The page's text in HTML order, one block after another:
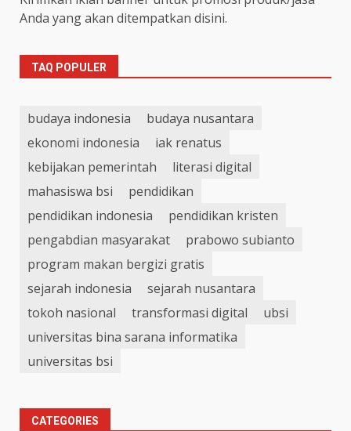
Anda yang akan ditempatkan disini.
TAQ POPULER
budaya indonesia
budaya nusantara
ekonomi indonesia
iak renatus
kebijakan pemerintah
literasi digital
mahasiswa bsi
pendidikan
pendidikan indonesia
pendidikan kristen
pengabdian masyarakat
prabowo subianto
program makan bergizi gratis
sejarah indonesia
sejarah nusantara
tokoh nasional
transformasi digital
ubsi
universitas bina sarana informatika
universitas bsi
CATEGORIES